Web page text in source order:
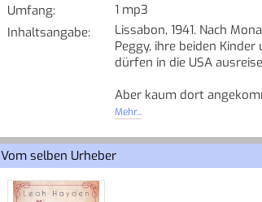
Umfang:
1 mp3
Inhaltsangabe:
Lissabon, 1941. Nach
Peggy, ihre beiden
dürfen in die USA
Aber kaum dort
Deutschland
London und Paris
Mehr...
Vom selben Urheber